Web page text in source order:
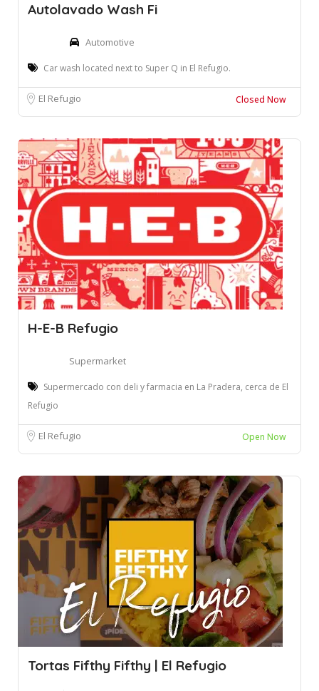
Autolavado Wash Fi
Automotive
Car wash located next to Super Q in El Refugio.
El Refugio Closed Now
H-E-B Refugio
Supermarket
Supermercado con deli y farmacia en La Pradera, cerca de El
Refugio
El Refugio Open Now
Tortas Fifthy Fifthy | El Refugio